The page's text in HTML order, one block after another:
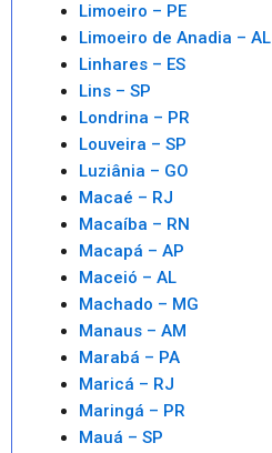
Limoeiro – PE
Limoeiro de Anadia – AL
Linhares – ES
Lins – SP
Londrina – PR
Louveira – SP
Luziânia – GO
Macaé – RJ
Macaíba – RN
Macapá – AP
Maceió – AL
Machado – MG
Manaus – AM
Marabá – PA
Maricá – RJ
Maringá – PR
Mauá – SP